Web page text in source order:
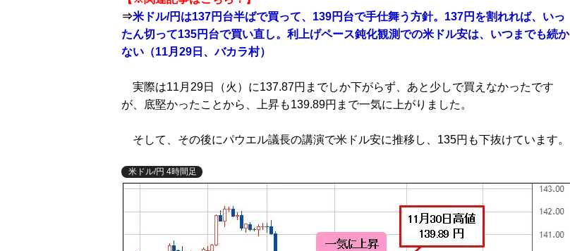
⇒米ドル/円は137円台半ばで買って、139円台で手仕舞う方針。137円を割れれば、いっ
たん切って135円台で買い直し。利上げペース鈍化観測での米ドル安は、いつまでも続か
ない（11月29日、バカラ村）
実際は11月29日（火）に137.87円までしか下がらず、あと少しで買えなかったです
が、底堅かったことから、上昇も139.89円まで一気に上がりました。
そして、その後にパウエル議長の講演で米ドル安に推移し、135円も下抜けています。
米ドル/円 4時間足